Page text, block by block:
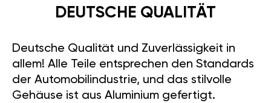
DEUTSCHE QUALITÄT
Deutsche Qualität und Zuverlässigkeit in
allem! Alle Teile entsprechen den Standards
der Automobilindustrie, und das stilvolle
Gehäuse ist aus Aluminium gefertigt.